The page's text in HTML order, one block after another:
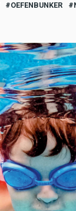
OEFENBUNKER